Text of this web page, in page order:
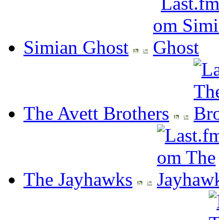
Simian Ghost
The Avett Brothers
The Jayhawks